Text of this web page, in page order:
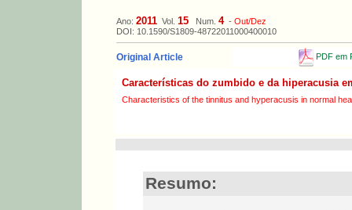
Ano:2011 Vol.15 Num.4 -Out/Dez
DOI: 10.1590/S1809-48722011000400010
Original Article PDF em
Características do zumbido e da hiperacusia
Characteristics of the tinnitus and hyperacusis in normal
Resumo: